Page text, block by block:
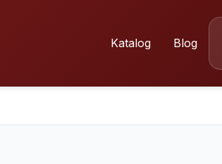
Katalog Blog